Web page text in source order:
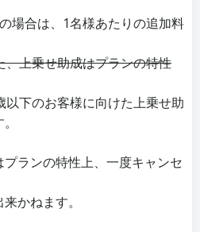
場合は、1名様あたりの追加料
上乗せ助成はプランの特性
下のお客様に向けた上乗せ助
ランの特性上、一度キャンセ
かねます。